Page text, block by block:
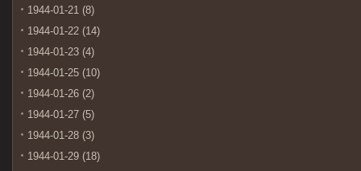
1944-01-21 (8)
1944-01-22 (14)
1944-01-23 (4)
1944-01-25 (10)
1944-01-26 (2)
1944-01-27 (5)
1944-01-28 (3)
1944-01-29 (18)